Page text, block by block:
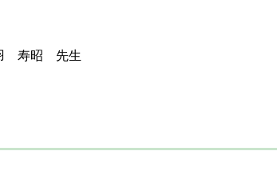
寿昭 先生